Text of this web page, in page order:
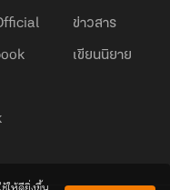
ข่าวสาร
เขียนนิยาย